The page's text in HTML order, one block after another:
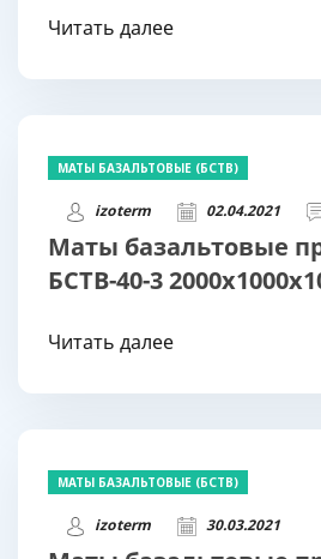
Читать далее
Маты базальтовые
БСТВ-40-3
МАТЫ БАЗАЛЬТОВЫЕ (БСТВ)
izoterm 02.04.2021
Читать далее
МАТЫ БАЗАЛЬТОВЫЕ (БСТВ)
izoterm 30.03.2021